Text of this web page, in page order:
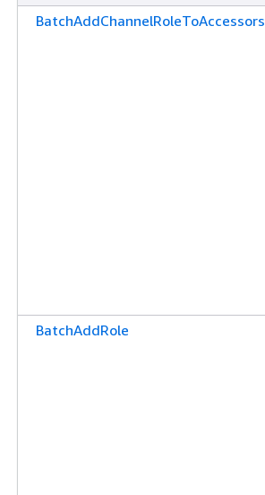
BatchAddChannelRoleToAccessors
BatchAddRole